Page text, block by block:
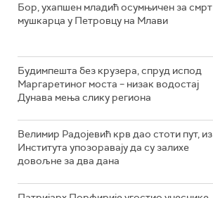
Бор, ухапшен младић осумњичен за смрт
мушкарца у Петровцу на Млави
Будимпешта без крузера, спруд испод
Маргаретиног моста – низак водостај
Дунава мења слику региона
Велимир Радојевић крв дао стоти пут, из
Института упозоравају да су залихе
довољне за два дана